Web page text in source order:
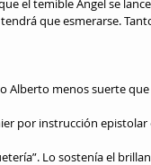
el temible Ángel se
que esmerarse.
Alberto menos suerte
por instrucción
Lo sostenía el